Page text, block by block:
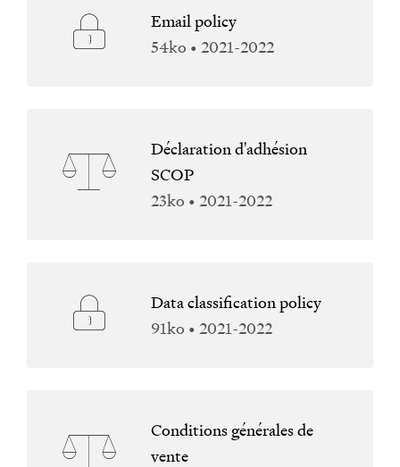
Email policy
54ko • 2021-2022
Déclaration d'adhésion
SCOP
23ko • 2021-2022
Data classification policy
91ko • 2021-2022
Conditions générales de
vente